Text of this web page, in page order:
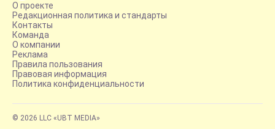
О проекте
Редакционная политика и стандарты
Контакты
Команда
О компании
Реклама
Правила пользования
Правовая информация
Политика конфиденциальности
© 2026 LLC «UBT MEDIA»